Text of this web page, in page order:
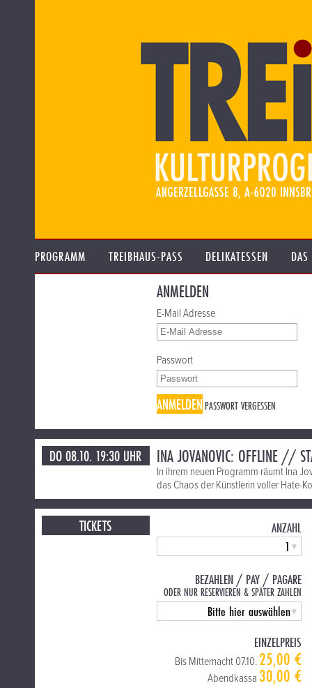
PROGRAMM TREIBHAUS-PASS DELIKATESSEN
ANMELDEN
E-Mail Adresse
Passwort
ANMELDENPASSWORT VERGESSEN
DO 08.10. 19:30 UHR INA JOVANOVIC: OFFLINE //
In ihrem neuen Programm räumt Ina
das Chaos der Künstlerin voller Hate-
TICKETS ANZAHL
BEZAHLEN / PAY / PAGARE
ODER NUR RESERVIEREN & SPÄTER ZAHLEN
EINZELPREIS
Bis Mitternacht 07.10.25,00 €
Abendkassa 30,00 €